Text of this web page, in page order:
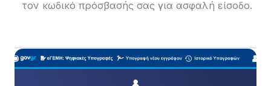
τον κωδικό πρόσβασής σας για ασφαλή είσοδο.